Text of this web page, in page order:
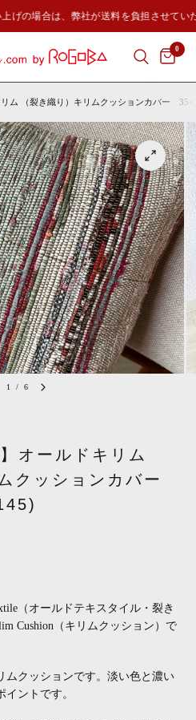
げの場合は、弊社が送料を負担させてい
0
リム （裂き織り）キリムクッションカバー
1 / 6
オールドキリム
クッションカバー
（オールドテキスタイル・裂き
Cushion（キリムクッション）で
ムクッションです。淡い色と濃い
ントです。